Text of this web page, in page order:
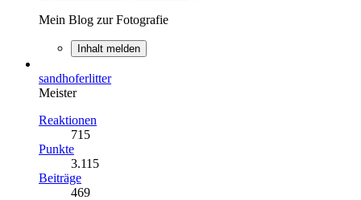
Mein Blog zur Fotografie
Inhalt melden
sandhoferlitter
Meister
Reaktionen
715
Punkte
3.115
Beiträge
469